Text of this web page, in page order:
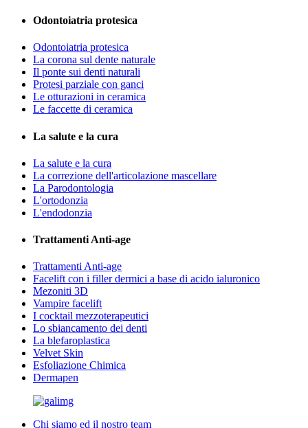
Odontoiatria protesica
Odontoiatria protesica
La corona sul dente naturale
Il ponte sui denti naturali
Protesi parziale con ganci
Le otturazioni in ceramica
Le faccette di ceramica
La salute e la cura
La salute e la cura
La correzione dell'articolazione mascellare
La Parodontologia
L'ortodonzia
L'endodonzia
Trattamenti Anti-age
Trattamenti Anti-age
Facelift con i filler dermici a base di acido ialuronico
Mezoniti 3D
Vampire facelift
I cocktail mezzoterapeutici
Lo sbiancamento dei denti
La blefaroplastica
Velvet Skin
Esfoliazione Chimica
Dermapen
Chi siamo ed il nostro team